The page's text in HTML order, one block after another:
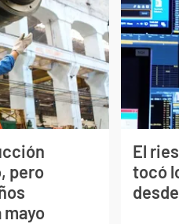
pero
El
tocó